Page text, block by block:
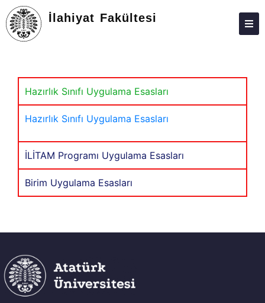
İlahiyat Fakültesi
BÖLÜMLER
ARAŞTIRMA
ÖĞRENCILER
DEĞIŞIM PROGRAMLARI
KALITE VE AKREDITASYON
MEZUNLAR
Hazırlık Sınıfı Uygulama Esasları
Hazırlık Sınıfı Uygulama Esasları
İLİTAM Programı Uygulama Esasları
Birim Uygulama Esasları